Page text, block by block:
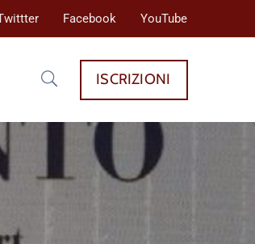
Facebook YouTube
ISCRIZIONI